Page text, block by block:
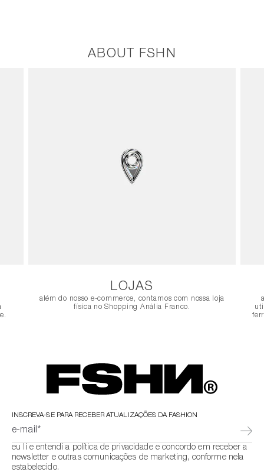
ABOUT FSHN
LOJAS
além do nosso e-commerce, contamos com nossa loja
física no Shopping Anália Franco.
INSCREVA-SE PARA RECEBER ATUALIZAÇÕES DA FASHION
e-mail*
eu li e entendi a política de privacidade e concordo em receber a
newsletter e outras comunicações de marketing, conforme nela
estabelecido.